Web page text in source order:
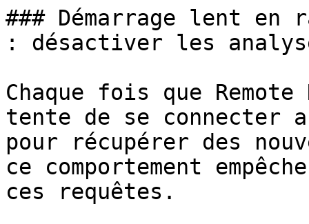
### Démarrage lent
: désactiver les
Chaque fois que
tente de se connecter
pour récupérer des
ce comportement
ces requêtes.